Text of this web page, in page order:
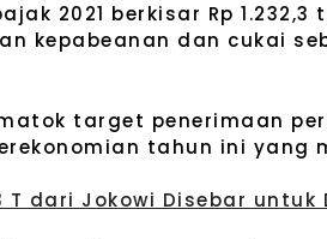
2021 berkisar Rp 1.232,3
kepabeanan dan cukai
target penerimaan
tahun ini
T dari Jokowi Disebar untuk